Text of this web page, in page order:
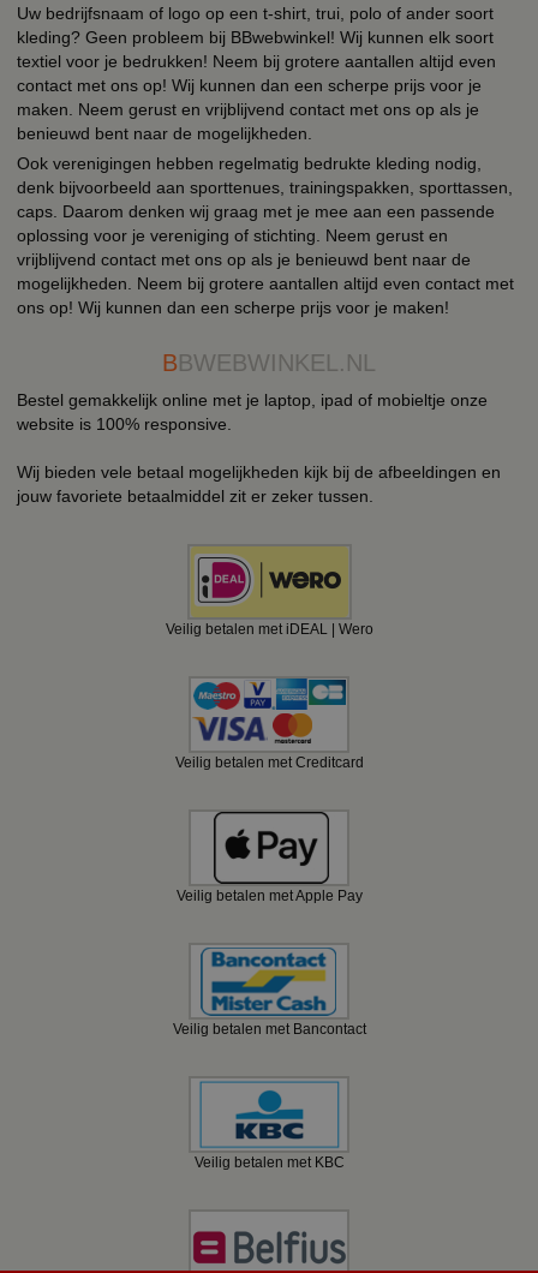
Uw bedrijfsnaam of logo op een t-shirt, trui, polo of ander soort
kleding? Geen probleem bij BBwebwinkel! Wij kunnen elk soort
textiel voor je bedrukken! Neem bij grotere aantallen altijd even
contact met ons op! Wij kunnen dan een scherpe prijs voor je
maken. Neem gerust en vrijblijvend contact met ons op als je
benieuwd bent naar de mogelijkheden.
Ook verenigingen hebben regelmatig bedrukte kleding nodig,
denk bijvoorbeeld aan sporttenues, trainingspakken, sporttassen,
caps. Daarom denken wij graag met je mee aan een passende
oplossing voor je vereniging of stichting. Neem gerust en
vrijblijvend contact met ons op als je benieuwd bent naar de
mogelijkheden. Neem bij grotere aantallen altijd even contact met
ons op! Wij kunnen dan een scherpe prijs voor je maken!
BBWEBWINKEL.NL
Bestel gemakkelijk online met je laptop, ipad of mobieltje onze
website is 100% responsive.
Wij bieden vele betaal mogelijkheden kijk bij de afbeeldingen en
jouw favoriete betaalmiddel zit er zeker tussen.
Veilig betalen met iDEAL | Wero
Veilig betalen met Creditcard
Veilig betalen met Apple Pay
Veilig betalen met Bancontact
Veilig betalen met KBC